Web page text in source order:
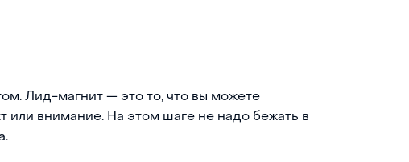
Лид-магнит — это то, что вы можете
или внимание. На этом шаге не надо бежать в